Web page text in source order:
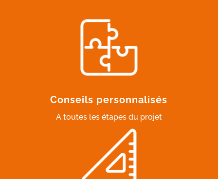
Conseils personnalisés
A toutes les étapes du projet